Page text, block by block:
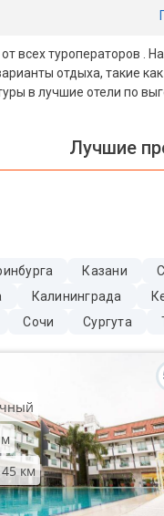
всех туроператоров .
отдыха, такие
в лучшие отели по
Лучшие
Казани
Калининграда
Сочи Сургута
км